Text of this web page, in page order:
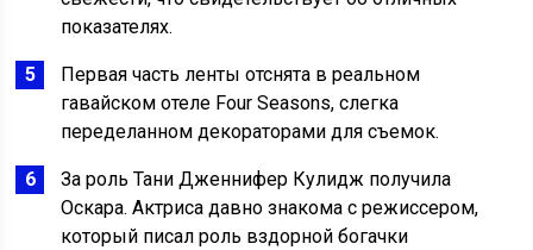
показателях.
Первая часть ленты отснята в реальном
гавайском отеле Four Seasons, слегка
переделанном декораторами для съемок.
За роль Тани Дженнифер Кулидж получила
Оскара. Актриса давно знакома с режиссером,
который писал роль вздорной богачки